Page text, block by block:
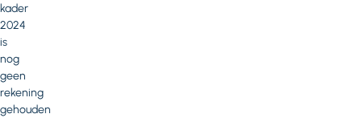
kader
2024
is
nog
geen
rekening
gehouden